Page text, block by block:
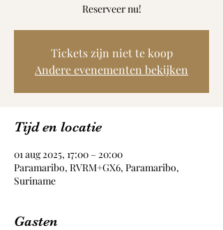
Reserveer nu!
Tickets zijn niet te koop
Andere evenementen bekijken
Tijd en locatie
01 aug 2025, 17:00 – 20:00
Paramaribo, RVRM+GX6, Paramaribo,
Suriname
Gasten